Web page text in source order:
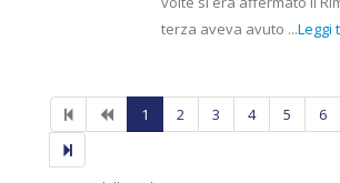
terza aveva avuto ...Leggi
1 2 3 4 5 6